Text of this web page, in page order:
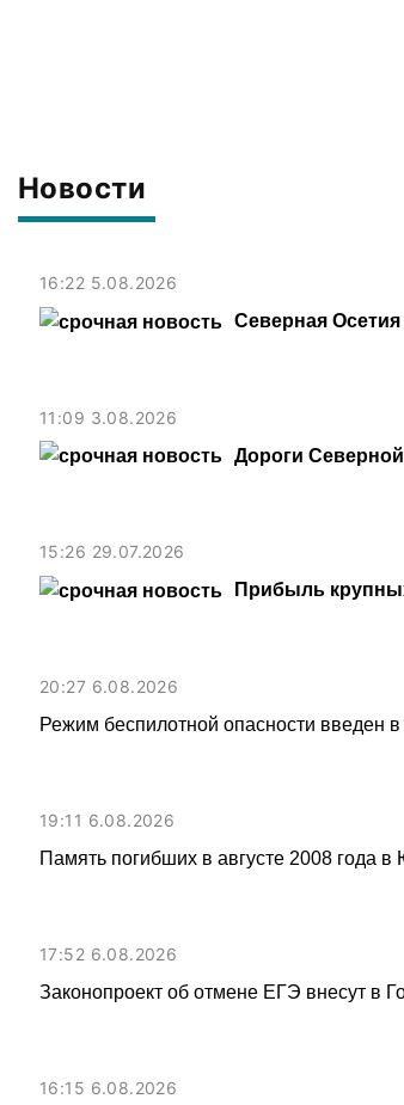
Новости
16:22 5.08.2026
Северная Осетия
11:09 3.08.2026
Дороги
15:26 29.07.2026
Прибыль
20:27 6.08.2026
Режим беспилотной опасности введен
19:11 6.08.2026
Память погибших в августе 2008 года
17:52 6.08.2026
Законопроект об отмене ЕГЭ внесут в
16:15 6.08.2026